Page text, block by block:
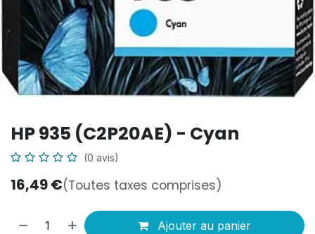
HP 935 (C2P20AE) - Cyan
(0 avis)
16,49€(Toutes taxes comprises)
Ajouter au panier